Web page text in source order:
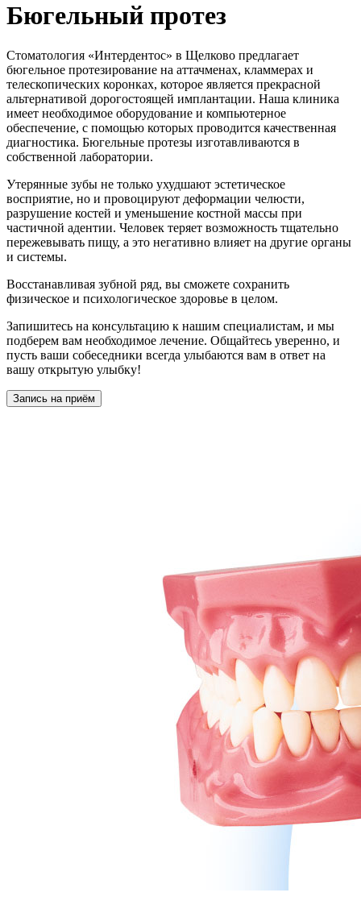
Бюгельный протез
Стоматология «Интердентос» в Щелково предлагает
бюгельное протезирование на аттачменах, кламмерах и
телескопических коронках, которое является прекрасной
альтернативой дорогостоящей имплантации. Наша клиника
имеет необходимое оборудование и компьютерное
обеспечение, с помощью которых проводится качественная
диагностика. Бюгельные протезы изготавливаются в
собственной лаборатории.
Утерянные зубы не только ухудшают эстетическое
восприятие, но и провоцируют деформации челюсти,
разрушение костей и уменьшение костной массы при
частичной адентии. Человек теряет возможность тщательно
пережевывать пищу, а это негативно влияет на другие органы
и системы.
Восстанавливая зубной ряд, вы сможете сохранить
физическое и психологическое здоровье в целом.
Запишитесь на консультацию к нашим специалистам, и мы
подберем вам необходимое лечение. Общайтесь уверенно, и
пусть ваши собеседники всегда улыбаются вам в ответ на
вашу открытую улыбку!
Запись на приём